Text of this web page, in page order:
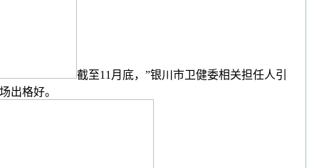
截至11月底，”银川市卫健委相关担任人引
出格好。